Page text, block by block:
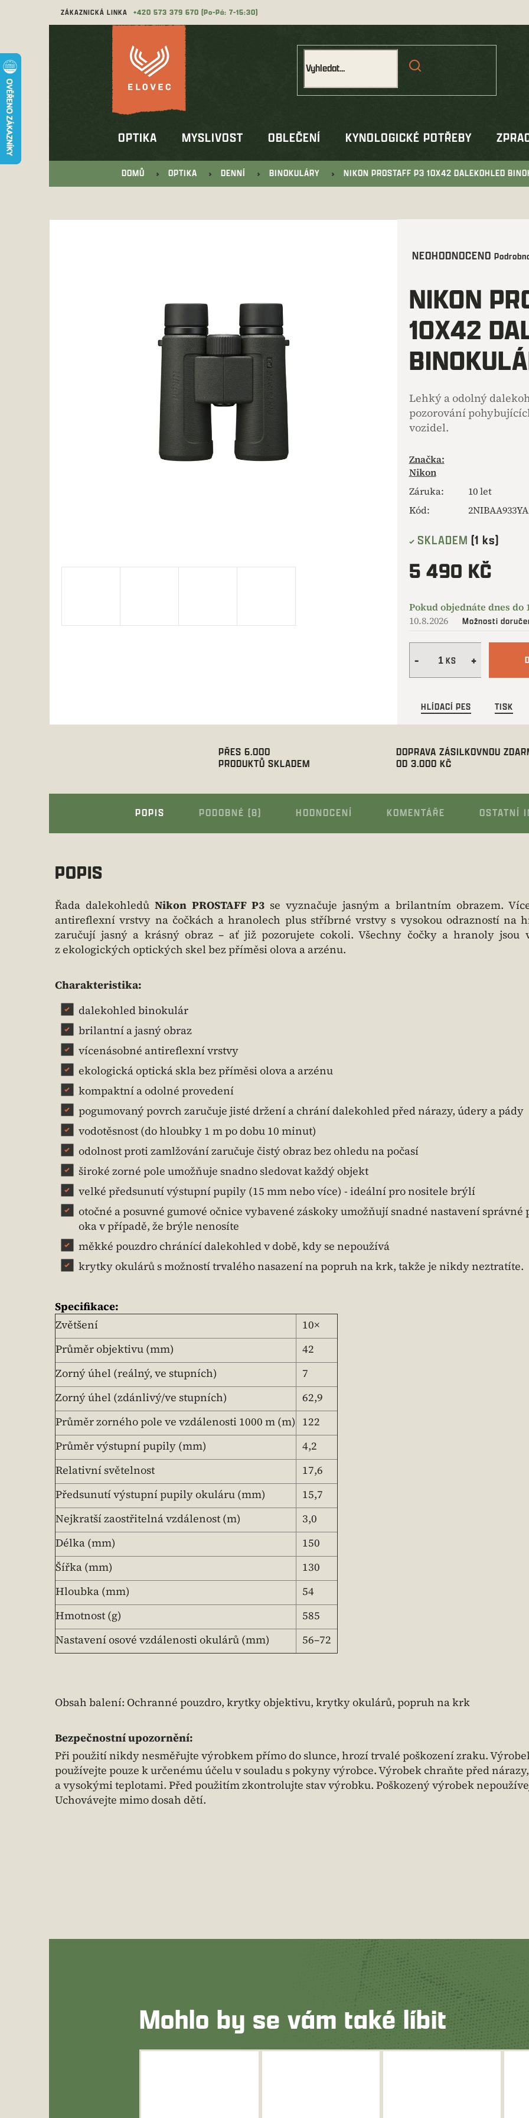
ZÁKAZNICKÁ LINKA 573 379 670
OPTIKA MYSLIVOST OBLEČENÍ KYNOLOGICKÉ POTŘEBY
DOMŮ OPTIKA DENNÍ BINOKULÁRY NIKON PROSTAFF P3 10X42 DALEKOHLED
Průměrné
je
0,0
z
NEOHODNOCENO
NIKON
10X42
Lehký a odolný
pozorování
vozidel.
Značka:
Nikon
Záruka:
10 let
Kód:
2NIBAA933YA
SKLADEM (1 ks)
5 490 KČ
cena:
10.8.2026 Možnosti
HLÍDACÍ PES TISK
PŘES 6.000
PRODUKTŮ SKLADEM
DOPRAVA ZÁSILKOVNOU
OD 3.000 KČ
POPIS PODOBNÉ (8) HODNOCENÍ KOMENTÁŘE OSTATNÍ
POPIS
Řada dalekohledů Nikon PROSTAFF P3 se vyznačuje jasným a brilantním obrazem.
antireflexní vrstvy na čočkách a hranolech plus stříbrné vrstvy s vysokou odrazností na
zaručují jasný a krásný obraz – ať již pozorujete cokoli. Všechny čočky a hranoly jsou
z ekologických optických skel bez příměsi olova a arzénu.
Charakteristika:
dalekohled binokulár
brilantní a jasný obraz
vícenásobné antireflexní vrstvy
ekologická optická skla bez příměsi olova a arzénu
kompaktní a odolné provedení
pogumovaný povrch zaručuje jisté držení a chrání dalekohled před nárazy, údery a pády
vodotěsnost (do hloubky 1 m po dobu 10 minut)
odolnost proti zamlžování zaručuje čistý obraz bez ohledu na počasí
široké zorné pole umožňuje snadno sledovat každý objekt
velké předsunutí výstupní pupily (15 mm nebo více) - ideální pro nositele brýlí
otočné a posuvné gumové očnice vybavené záskoky umožňují snadné nastavení správné
oka v případě, že brýle nenosíte
měkké pouzdro chránící dalekohled v době, kdy se nepoužívá
krytky okulárů s možností trvalého nasazení na popruh na krk, takže je nikdy neztratíte.
Specifikace:
Zvětšení
10×
Průměr objektivu (mm)
42
Zorný úhel (reálný, ve stupních)
7
Zorný úhel (zdánlivý/ve stupních)
62,9
Průměr zorného pole ve vzdálenosti 1000 m (m) 122
Průměr výstupní pupily (mm)
4,2
Relativní světelnost
17,6
Předsunutí výstupní pupily okuláru (mm)
15,7
Nejkratší zaostřitelná vzdálenost (m)
3,0
Délka (mm)
150
Šířka (mm)
130
Hloubka (mm)
54
Hmotnost (g)
585
Nastavení osové vzdálenosti okulárů (mm)
56–72
Obsah balení: Ochranné pouzdro, krytky objektivu, krytky okulárů, popruh na krk
Bezpečnostní upozornění:
Při použití nikdy nesměřujte výrobkem přímo do slunce, hrozí trvalé poškození zraku.
používejte pouze k určenému účelu v souladu s pokyny výrobce. Výrobek chraňte před
a vysokými teplotami. Před použitím zkontrolujte stav výrobku. Poškozený výrobek
Uchovávejte mimo dosah dětí.
Mohlo by se vám také líbit